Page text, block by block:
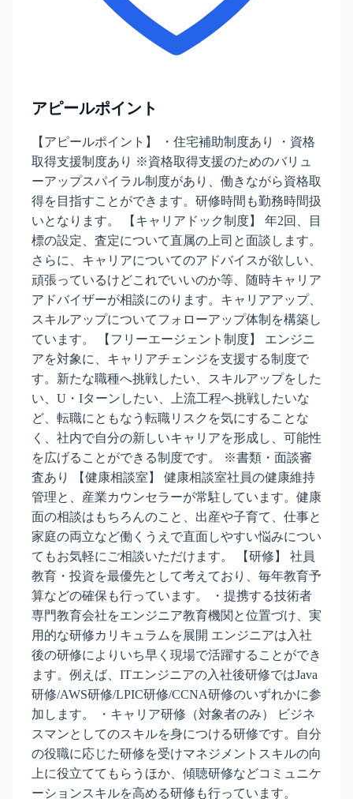
アピールポイント
【アピールポイント】 ・住宅補助制度あり ・資格
取得支援制度あり ※資格取得支援のためのバリュ
ーアップスパイラル制度があり、働きながら資格取
得を目指すことができます。研修時間も勤務時間扱
いとなります。 【キャリアドック制度】 年2回、目
標の設定、査定について直属の上司と面談します。
さらに、キャリアについてのアドバイスが欲しい、
頑張っているけどこれでいいのか等、随時キャリア
アドバイザーが相談にのります。キャリアアップ、
スキルアップについてフォローアップ体制を構築し
ています。 【フリーエージェント制度】 エンジニ
アを対象に、キャリアチェンジを支援する制度で
す。新たな職種へ挑戦したい、スキルアップをした
い、U・Iターンしたい、上流工程へ挑戦したいな
ど、転職にともなう転職リスクを気にすることな
く、社内で自分の新しいキャリアを形成し、可能性
を広げることができる制度です。 ※書類・面談審
査あり 【健康相談室】 健康相談室社員の健康維持
管理と、産業カウンセラーが常駐しています。健康
面の相談はもちろんのこと、出産や子育て、仕事と
家庭の両立など働くうえで直面しやすい悩みについ
てもお気軽にご相談いただけます。 【研修】 社員
教育・投資を最優先として考えており、毎年教育予
算などの確保も行っています。 ・提携する技術者
専門教育会社をエンジニア教育機関と位置づけ、実
用的な研修カリキュラムを展開 エンジニアは入社
後の研修によりいち早く現場で活躍することができ
ます。例えば、ITエンジニアの入社後研修ではJava
研修/AWS研修/LPIC研修/CCNA研修のいずれかに参
加します。 ・キャリア研修（対象者のみ） ビジネ
スマンとしてのスキルを身につける研修です。自分
の役職に応じた研修を受けマネジメントスキルの向
上に役立ててもらうほか、傾聴研修などコミュニケ
ーションスキルを高める研修も行っています。